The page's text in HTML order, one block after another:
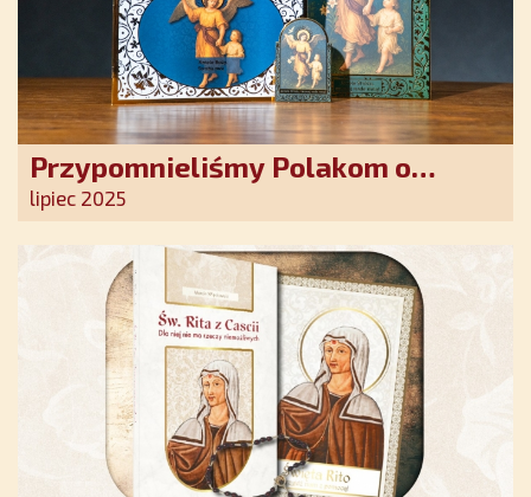
Przypomnieliśmy Polakom o
obecności Anioła Stróża!
lipiec 2025